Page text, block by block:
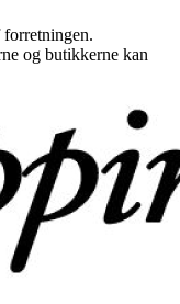
og butikkerne kan